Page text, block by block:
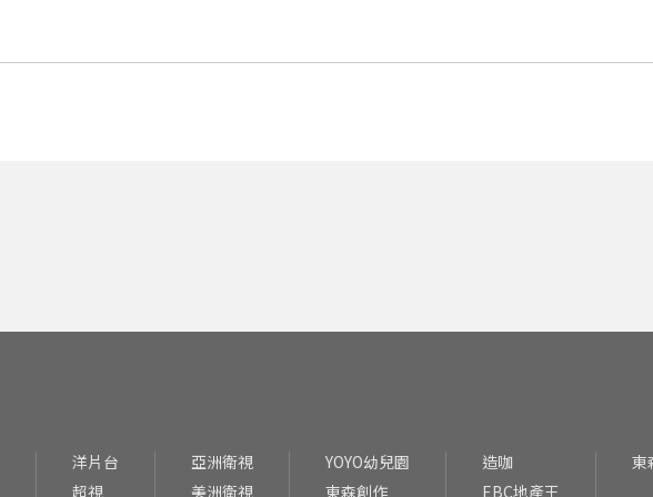
洋片台
超視
亞洲衛視
美洲衛視
YOYO幼兒園
東森創作
造咖
EBC地產王
東